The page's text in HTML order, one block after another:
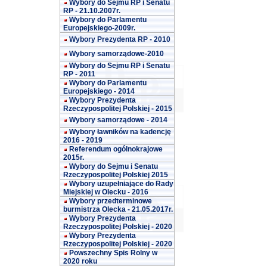
Wybory do Sejmu RP i Senatu
RP - 21.10.2007r.
Wybory do Parlamentu
Europejskiego-2009r.
Wybory Prezydenta RP - 2010
Wybory samorządowe-2010
Wybory do Sejmu RP i Senatu
RP - 2011
Wybory do Parlamentu
Europejskiego - 2014
Wybory Prezydenta
Rzeczypospolitej Polskiej - 2015
Wybory samorządowe - 2014
Wybory ławników na kadencję
2016 - 2019
Referendum ogólnokrajowe
2015r.
Wybory do Sejmu i Senatu
Rzeczypospolitej Polskiej 2015
Wybory uzupełniające do Rady
Miejskiej w Olecku - 2016
Wybory przedterminowe
burmistrza Olecka - 21.05.2017r.
Wybory Prezydenta
Rzeczypospolitej Polskiej - 2020
Wybory Prezydenta
Rzeczypospolitej Polskiej - 2020
Powszechny Spis Rolny w
2020 roku